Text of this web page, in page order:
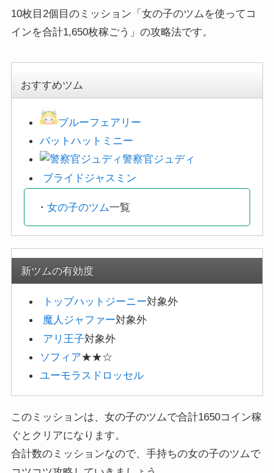
10枚目2個目のミッション「女の子のツムを使ってコ
インを合計1,650枚稼ごう」の攻略法です。
おすすめツム
ブルーフェアリー
バットハットミニー
警察官ジュディ
ブライドジャスミン
・ 女の子のツム一覧
新ツムの有効度
トップハットジーニー対象外
魔人ジャファー対象外
アリ王子対象外
ソフィア★★☆
ユーモラスドロッセル
このミッションは、女の子のツムで合計1650コイン稼
ぐとクリアになります。
合計数のミッションなので、手持ちの女の子のツムで